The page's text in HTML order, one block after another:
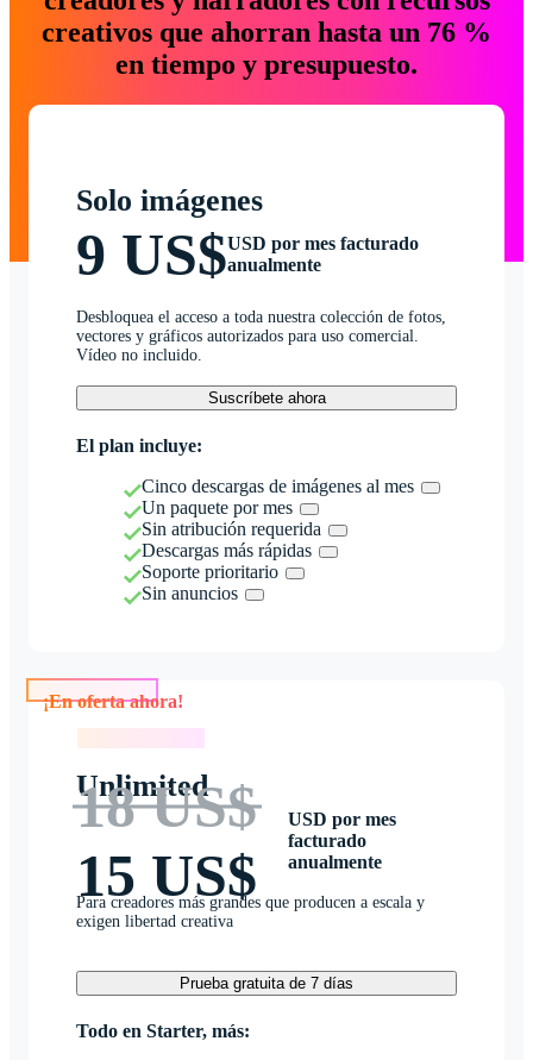
creativos que ahorran hasta un 76 %
en tiempo y presupuesto.
Solo imágenes
9 US$USD por mes facturado
anualmente
Desbloquea el acceso a toda nuestra colección de fotos,
vectores y gráficos autorizados para uso comercial.
Vídeo no incluido.
Suscríbete ahora
El plan incluye:
Cinco descargas de imágenes al mes
Un paquete por mes
Sin atribución requerida
Descargas más rápidas
Soporte prioritario
Sin anuncios
Unlimited
18 US$
15 US$
USD por mes
facturado
anualmente
Para creadores más grandes que producen a escala y
exigen libertad creativa
Prueba gratuita de 7 días
Todo en Starter, más: